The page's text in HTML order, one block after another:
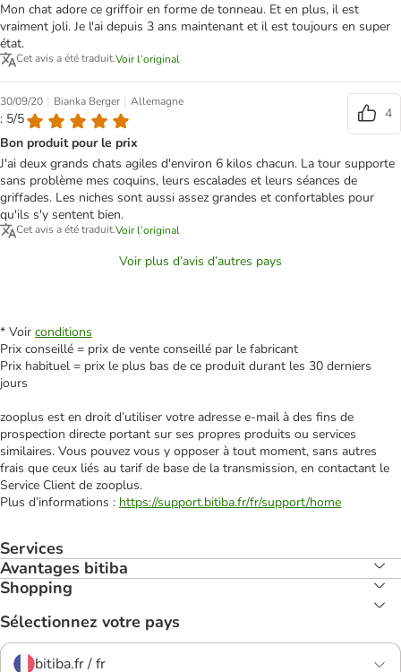
Mon chat adore ce griffoir en forme de tonneau. Et en plus, il est
vraiment joli. Je l'ai depuis 3 ans maintenant et il est toujours en super
état.
Cet avis a été traduit.Voir l’original
30/09/20 | Bianka Berger | Allemagne
: 5/5
4
Bon produit pour le prix
J'ai deux grands chats agiles d'environ 6 kilos chacun. La tour supporte
sans problème mes coquins, leurs escalades et leurs séances de
griffades. Les niches sont aussi assez grandes et confortables pour
qu'ils s'y sentent bien.
Cet avis a été traduit.Voir l’original
Voir plus d’avis d’autres pays
* Voir conditions
Prix conseillé = prix de vente conseillé par le fabricant
Prix habituel = prix le plus bas de ce produit durant les 30 derniers
jours
zooplus est en droit d’utiliser votre adresse e‑mail à des fins de
prospection directe portant sur ses propres produits ou services
similaires. Vous pouvez vous y opposer à tout moment, sans autres
frais que ceux liés au tarif de base de la transmission, en contactant le
Service Client de zooplus.
Plus d’informations : https://support.bitiba.fr/fr/support/home
Services
Avantages bitiba
Shopping
Sélectionnez votre pays
bitiba.fr / fr